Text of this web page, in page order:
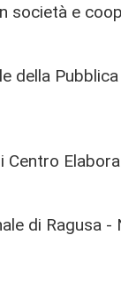
società e
della
Centro
di Ragusa -